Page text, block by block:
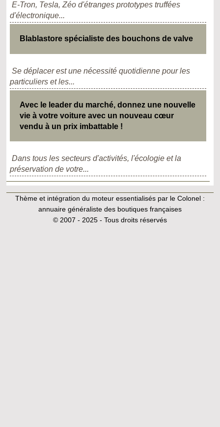
E-Tron, Tesla, Zéo d'étranges prototypes truffées
d'électronique...
Blablastore spécialiste des bouchons de valve
Se déplacer est une nécessité quotidienne pour les
particuliers et les...
Avec le leader du marché, donnez une nouvelle
vie à votre voiture avec un nouveau cœur
vendu à un prix imbattable !
Dans tous les secteurs d'activités, l'écologie et la
préservation de votre...
Thème et intégration du moteur essentialisés par le Colonel :
annuaire généraliste des boutiques françaises
© 2007 - 2025 - Tous droits réservés